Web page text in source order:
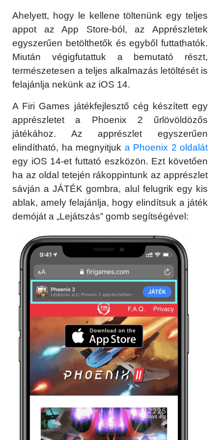
Ahelyett, hogy le kellene töltenünk egy teljes
appot az App Store-ból, az Apprészletek
egyszerűen betölthetők és egyből futtathatók.
Miután végigfutattuk a bemutató részt,
természetesen a teljes alkalmazás letöltését is
felajánlja nekünk az iOS 14.
A Firi Games játékfejlesztő cég készített egy
apprészletet a Phoenix 2 űrlövöldözős
játékához. Az apprészlet egyszerűen
elindítható, ha megnyitjuk a Phoenix 2 oldalát
egy iOS 14-et futtató eszközön. Ezt követően
ha az oldal tetején rákoppintunk az apprészlet
sávján a JÁTÉK gombra, alul felugrik egy kis
ablak, amely felajánlja, hogy elindítsuk a játék
demóját a „Lejátszás” gomb segítségével: